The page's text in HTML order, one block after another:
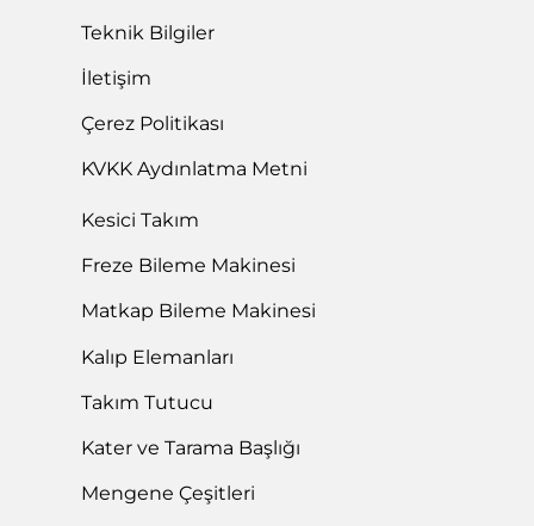
Teknik Bilgiler
İletişim
Çerez Politikası
KVKK Aydınlatma Metni
Kesici Takım
Freze Bileme Makinesi
Matkap Bileme Makinesi
Kalıp Elemanları
Takım Tutucu
Kater ve Tarama Başlığı
Mengene Çeşitleri